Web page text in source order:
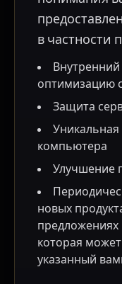
в частности
Внутренний
оптимизацию
Защита
компьютера
Улучшение
новых
которая
указанный